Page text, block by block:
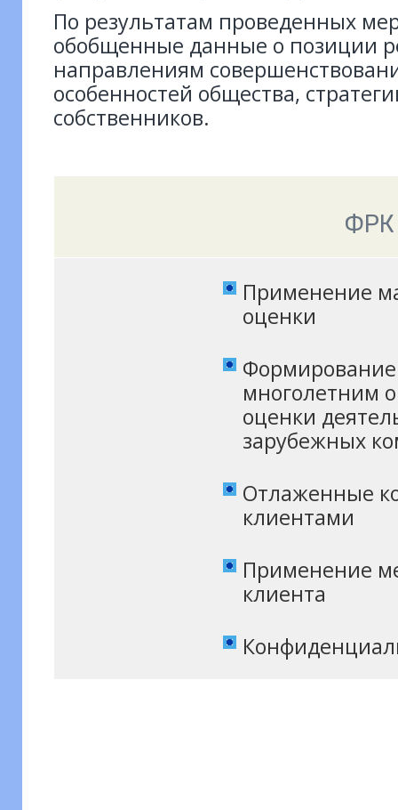
По результатам проведенных
обобщенные данные о позиции
направлениям
особенностей общества,
собственников.
ФРК
Применение
оценки
многолетним
оценки
зарубежных
Отлаженные
клиентами
Применение
клиента